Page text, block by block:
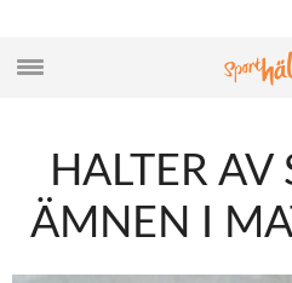
HALTER
ÄMNEN I